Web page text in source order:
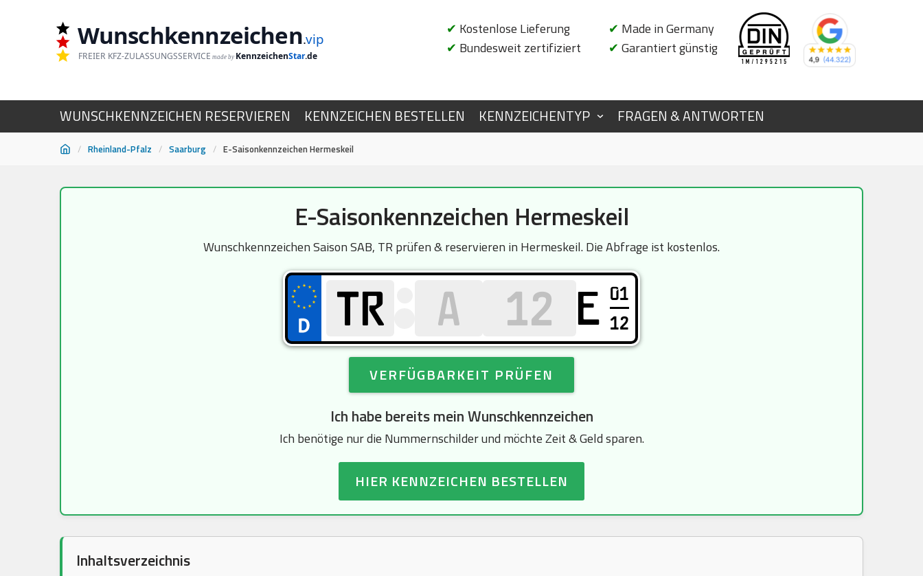
Wunschkennzeichen.vip
FREIER KFZ-ZULASSUNGSSERVICE made by KennzeichenStar.de
✔ Kostenlose Lieferung
✔ Bundesweit zertifiziert
✔ Made in Germany
✔ Garantiert günstig
WUNSCHKENNZEICHEN RESERVIEREN KENNZEICHEN BESTELLEN KENNZEICHENTYP FRAGEN & ANTWORTEN
/ Rheinland-Pfalz / Saarburg / E-Saisonkennzeichen Hermeskeil
E-Saisonkennzeichen Hermeskeil
Wunschkennzeichen Saison SAB, TR prüfen & reservieren in Hermeskeil. Die Abfrage ist kostenlos.
E 01
12
VERFÜGBARKEIT PRÜFEN
Ich habe bereits mein Wunschkennzeichen
Ich benötige nur die Nummernschilder und möchte Zeit & Geld sparen.
HIER KENNZEICHEN BESTELLEN
Inhaltsverzeichnis